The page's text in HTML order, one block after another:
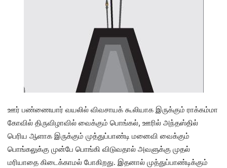
ஊர் பண்ணையார் வயலில் விவசாயக் கூலியாக இருக்கும் ராக்கம்மா
கோவில் திருவிழாவில் வைக்கும் பொங்கல், ஊரில் அந்தஸ்தில்
பெரிய ஆளாக இருக்கும் முத்துப்பாண்டி மனைவி வைக்கும்
பொங்கலுக்கு முன்பே பொங்கி விடுவதால் அவளுக்கு முதல்
மரியாதை கிடைக்காமல் போகிறது. இதனால் முத்துப்பாண்டிக்கும்